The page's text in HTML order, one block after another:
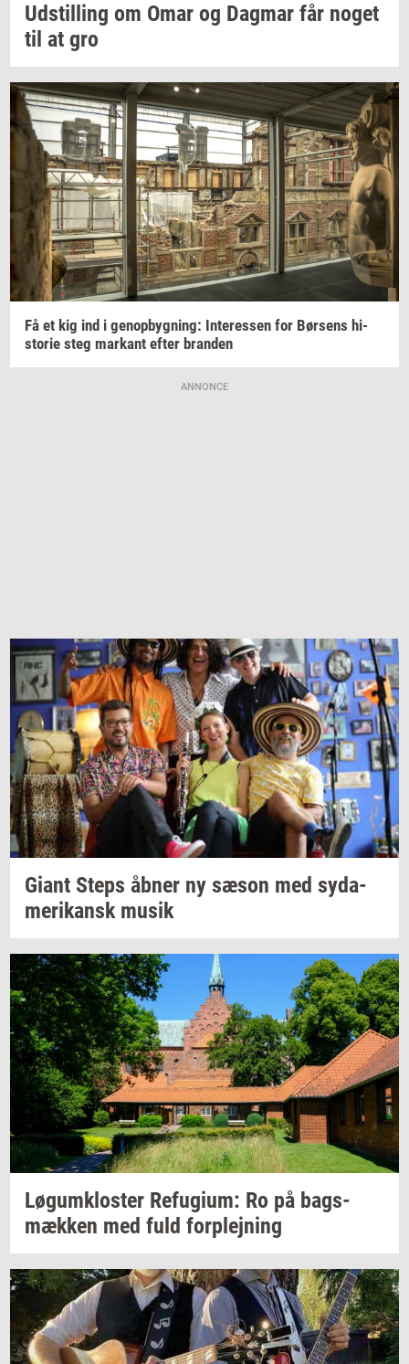
Ud­stil­ling om Omar og Dag­mar får noget
til at gro
Få et kig ind i genop­byg­ning: In­ter­es­sen for Bør­sens hi­
sto­rie steg mar­kant efter bran­den
ANNONCE
Giant Steps åbner ny sæson med sy­da­
me­ri­kanskmusik
Løgum­klo­ster Re­fu­gi­um: Ro på bags­
mæk­ken med fuld for­plej­ning